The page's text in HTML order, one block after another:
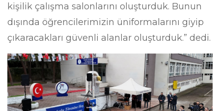
kişilik çalışma salonlarını oluşturduk. Bunun
dışında öğrencilerimizin üniformalarını giyip
çıkaracakları güvenli alanlar oluşturduk.” dedi.